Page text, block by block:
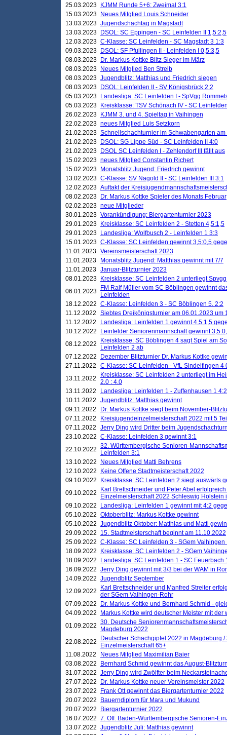
25.03.2023
KJMM Runde 5+6: Zweimal 3:1
15.03.2023
Neues Mitglied Louis Schneider
13.03.2023 Jugendschachtag in Magstadt
13.03.2023
DSOL: SC Eppingen - SC Leinfelden II 1,5:2,5
12.03.2023 C-Klasse: SC Leinfelden - SC Magstadt 3 1:3
09.03.2023
DSOL: SF Pfullingen II - Leinfelden I 0,5:3,5
08.03.2023
Dr. Markus Kottke Blitz Sieger im März
08.03.2023
Neues Mitglied Ben Streib
08.03.2023 Jugendblitz: Matthias und Friedrich siegen
08.03.2023
DSOL: Leinfelden II - SV Königsbrück 2:2
05.03.2023
Landesliga: SC Leinfelden I - SpVgg
05.03.2023
Kreisklasse: TSV Schönach IV - SC
26.02.2023
KJMM 3. und 4. Spieltag in Vaihingen
22.02.2023 neues Mitglied Luis Setzkorn
21.02.2023 Schnellschachturnier im Schwabengarten
21.02.2023
DSOL: SG Lippe Süd - SC Leinfelden II 4:0
21.02.2023
DSOL SC Leinfelden I - Zehlendorf III fällt aus
15.02.2023 neues Mitglied Constantin Richert
15.02.2023
Monatsblitz Jugend: Friedrich gewinnt
13.02.2023 C-Klasse: SV Nagold II - SC Leinfelden III 3:1
12.02.2023 Auftakt der
08.02.2023
Dr. Markus Kottke Spieler des Monats Februar
02.02.2023 neue Mitglieder
30.01.2023 Vorankündigung: Biergartenturnier 2023
29.01.2023
Kreisklasse: SC Leinfelden 2 - Stetten 4,5:1,5
29.01.2023
Landesliga: Wolfbusch 2 - Leinfelden 1 3:3
15.01.2023 C-Klasse: SC Leinfelden gewinnt 3,5:0,5
11.01.2023 Vereinsmeisterschaft 2023
11.01.2023
Monatsblitz Jugend: Matthias gewinnt mit 7/7
11.01.2023 Januar-Blitzturnier 2023
08.01.2023
Kreisklasse: SC Leinfelden 2 unterliegt
06.01.2023
FM Ralf Müller vom SC Böblingen gewinnt
Leinfelden
18.12.2022 C-Klasse: Leinfelden 3 - SC Böblingen 5. 2:2
11.12.2022
Siebtes Dreikönigsturnier am 06.01.2023 um
11.12.2022
Landesliga: Leinfelden 1 gewinnt 4,5:1,5
10.12.2022
Leinfelder Seniorenmannschaft gewinnt
08.12.2022
Kreisklasse: SC Böblingen 4 sagt Spiel am
Leinfelden 2 ab
07.12.2022
Dezember Blitzturnier Dr. Markus Kottke
27.11.2022
C-Klasse: SC Leinfelden - VfL Sindelfingen 4
13.11.2022
Kreisklasse: SC Leinfelden 2 unterliegt im
2.0 : 4.0
13.11.2022
Landesliga: Leinfelden 1 - Zuffenhausen 1 4:2
10.11.2022
Jugendblitz: Matthias gewinnt
09.11.2022
Dr. Markus Kottke siegt beim November-
07.11.2022
Kreisjugendeinzelmeisterschaft 2022 mit 5
07.11.2022
Jerry Ding wird Dritter beim
23.10.2022 C-Klasse: Leinfelden 3 gewinnt 3:1
22.10.2022 32. Württembergische Senioren-
Leinfelden 3:1
13.10.2022
Neues Mitglied Matti Behrens
12.10.2022
Keine Offene Stadtmeisterschaft 2022
09.10.2022
Kreisklasse: SC Leinfelden 2 siegt auswärts
09.10.2022
Karl Brettschneider und Peter Abel
Einzelmeisterschaft 2022 Schleswig Holstein
09.10.2022
Landesliga: Leinfelden 1 gewinnt mit 4:2
05.10.2022 Oktoberblitz: Markus Kottke gewinnt
05.10.2022 Jugendblitz Oktober: Matthias und Matti
29.09.2022
15. Stadtmeisterschaft beginnt am 11.10.2022
25.09.2022 C-Klasse: SC Leinfelden 3 - SGem Vaihingen
18.09.2022
Kreisklasse: SC Leinfelden 2 - SGem
18.09.2022
Landesliga: SC Leinfelden 1 - SC Feuerbach
16.09.2022 Jerry Ding gewinnt mit 3/3 bei der WAM in
14.09.2022 Jugendblitz September
12.09.2022
Karl Brettschneider und Manfred Streiter
der SGem Vaihingen-Rohr
07.09.2022
Dr. Markus Kottke und Bernhard Schmid -
04.09.2022
Markus Kottke wird deutscher Meister mit
01.09.2022 30. Deutsche
Magdeburg 2022
22.08.2022
Deutscher Schachgipfel 2022 in Magdeburg
Einzelmeisterschaft 65+
11.08.2022
Neues Mitglied Maximilian Baier
03.08.2022
Bernhard Schmid gewinnt das August-
31.07.2022 Jerry Ding wird Zwölfter beim
27.07.2022
Dr. Markus Kottke neuer Vereinsmeister 2022
23.07.2022
Frank Ott gewinnt das Biergartenturnier 2022
20.07.2022
Bauerndiplom für Mara und Mukund
20.07.2022
Biergartenturnier 2022
16.07.2022 7. Off. Baden-Württembergische Senioren-
13.07.2022 Jugendblitz Juli: Matthias gewinnt